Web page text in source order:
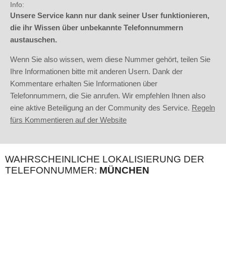
Info:
Unsere Service kann nur dank seiner User funktionieren,
die ihr Wissen über unbekannte Telefonnummern
austauschen.
Wenn Sie also wissen, wem diese Nummer gehört, teilen Sie
Ihre Informationen bitte mit anderen Usern. Dank der
Kommentare erhalten Sie Informationen über
Telefonnummern, die Sie anrufen. Wir empfehlen Ihnen also
eine aktive Beteiligung an der Community des Service. Regeln
fürs Kommentieren auf der Website
WAHRSCHEINLICHE LOKALISIERUNG DER
TELEFONNUMMER: MÜNCHEN